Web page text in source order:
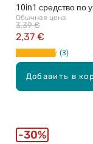
Добавить в
10in1 средство по
ногтями, 10мл
Обычная цена
2,37 €
3,39 €
3
30%